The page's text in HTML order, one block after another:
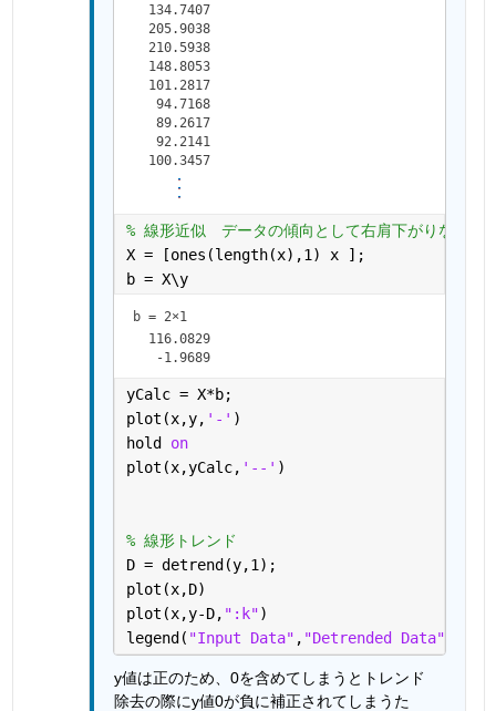
  134.7407
  205.9038
  210.5938
  148.8053
  101.2817
   94.7168
   89.2617
   92.2141
  100.3457
% 線形近似　データの傾向として右肩下がりなのか
X = [ones(length(x),1) x ];
b = X\y
b = 2×1
  116.0829
   -1.9689
yCalc = X*b;
plot(x,y, '-' )
hold on
plot(x,yCalc, '--' )
% 線形トレンド
D = detrend(y,1);
plot(x,D)
plot(x,y-D, ":k")
legend( "Input Data" , "Detrended Data"
y値は正のため、0を含めてしまうとトレンド
除去の際にy値0が負に補正されてしまうた